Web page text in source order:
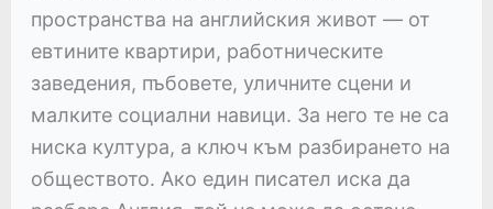
пространства на английския живот — от
евтините квартири, работническите
заведения, пъбовете, уличните сцени и
малките социални навици. За него те не са
ниска култура, а ключ към разбирането на
обществото. Ако един писател иска да